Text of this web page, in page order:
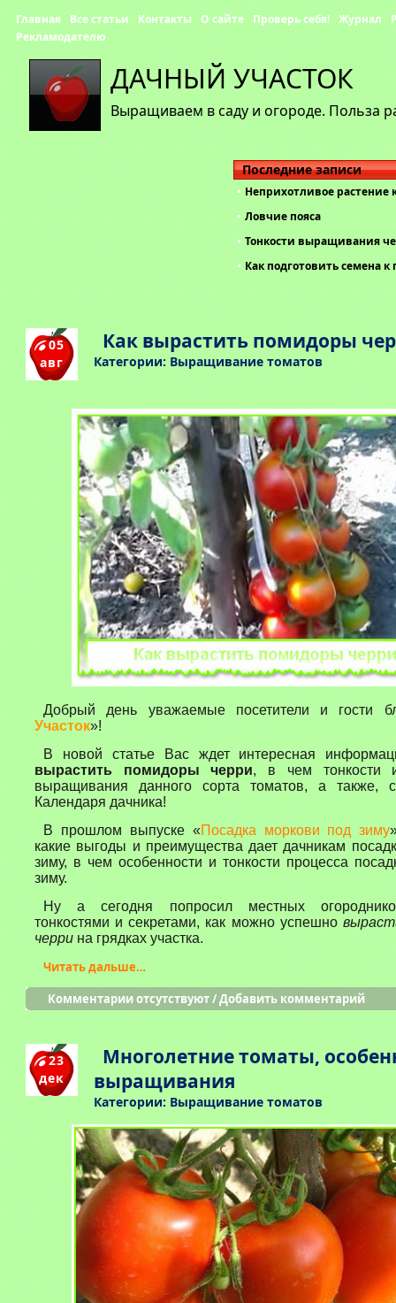
ДАЧНЫЙ УЧАСТОК
Выращиваем в саду и огороде. Польза
Главная Все статьи Контакты О сайте Проверь себя! Журнал
Рекламодателю
Последние записи
Неприхотливое растение
Ловчие пояса
Тонкости выращивания
Как подготовить семена к
05
авг
Как вырастить помидоры
Категории: Выращивание томатов
Добрый день уважаемые посетители и гости
Участок»!
В новой статье Вас ждет интересная
вырастить помидоры черри, в чем тонкости
выращивания данного сорта томатов, а также,
Календаря дачника!
В прошлом выпуске«Посадка моркови под зиму
какие выгоды и преимущества дает дачникам
зиму, в чем особенности и тонкости процесса
зиму.
Ну а сегодня попросил местных
тонкостями и секретами, как можно успешно
черри на грядках участка.
Читать дальше…
Комментарии отсутствуют/Добавить комментарий
23
дек
Многолетние томаты,
выращивания
Категории: Выращивание томатов